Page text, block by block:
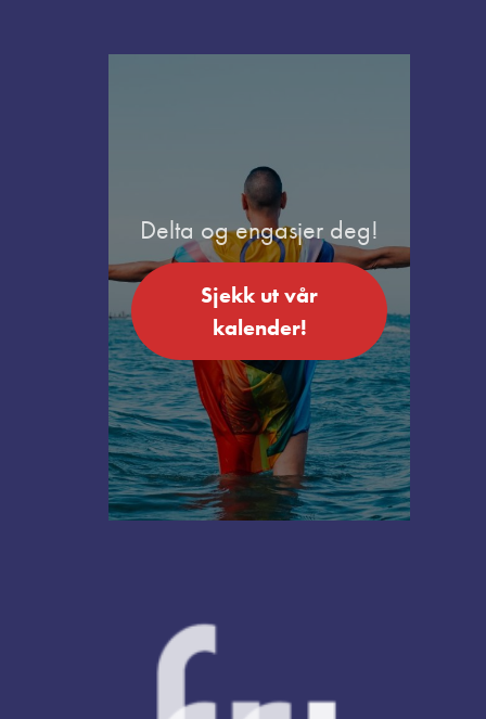
Delta og engasjer deg!
Sjekk ut vår
kalender!